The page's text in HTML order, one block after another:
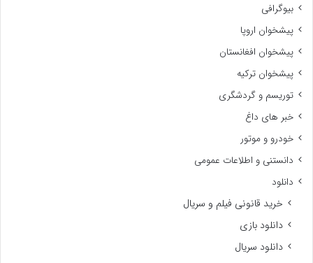
بیوگرافی
پیشخوان اروپا
پیشخوان افغانستان
پیشخوان ترکیه
توریسم و گردشگری
خبر های داغ
خودرو و موتور
دانستنی و اطلاعات عمومی
دانلود
خرید قانونی فیلم و سریال
دانلود بازی
دانلود سریال